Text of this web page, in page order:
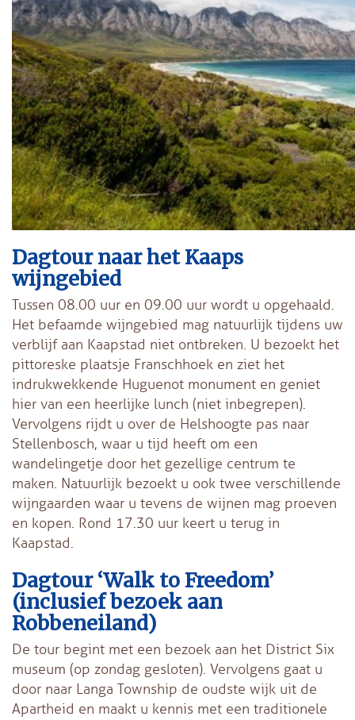
Dagtour naar het Kaaps
wijngebied
Tussen 08.00 uur en 09.00 uur wordt u opgehaald.
Het befaamde wijngebied mag natuurlijk tijdens uw
verblijf aan Kaapstad niet ontbreken. U bezoekt het
pittoreske plaatsje Franschhoek en ziet het
indrukwekkende Huguenot monument en geniet
hier van een heerlijke lunch (niet inbegrepen).
Vervolgens rijdt u over de Helshoogte pas naar
Stellenbosch, waar u tijd heeft om een
wandelingetje door het gezellige centrum te
maken. Natuurlijk bezoekt u ook twee verschillende
wijngaarden waar u tevens de wijnen mag proeven
en kopen. Rond 17.30 uur keert u terug in
Kaapstad.
Dagtour ‘Walk to Freedom’
(inclusief bezoek aan
Robbeneiland)
De tour begint met een bezoek aan het District Six
museum (op zondag gesloten). Vervolgens gaat u
door naar Langa Township de oudste wijk uit de
Apartheid en maakt u kennis met een traditionele